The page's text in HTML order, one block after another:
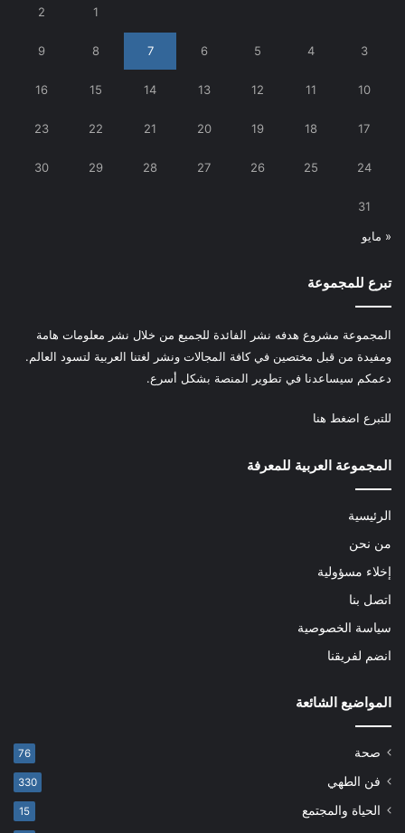
1
2
3
4
5
6
7
8
9
10
11
12
13
14
15
16
17
18
19
20
21
22
23
24
25
26
27
28
29
30
31
« مايو
تبرع للمجموعة
المجموعة مشروع هدفه نشر الفائدة للجميع من خلال نشر معلومات هامة
ومفيدة من قبل مختصين في كافة المجالات ونشر لغتنا العربية لتسود العالم.
دعمكم سيساعدنا في تطوير المنصة بشكل أسرع.
للتبرع اضغط هنا
المجموعة العربية للمعرفة
الرئيسية
من نحن
إخلاء مسؤولية
اتصل بنا
سياسة الخصوصية
انضم لفريقنا
المواضيع الشائعة
صحة 76
فن الطهي 330
الحياة والمجتمع 15